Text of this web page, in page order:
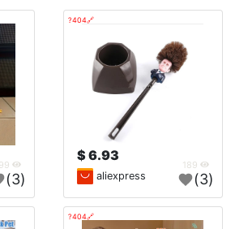
🔗404?
6.93 $
aliexpress (3)
(3)
🔗404?